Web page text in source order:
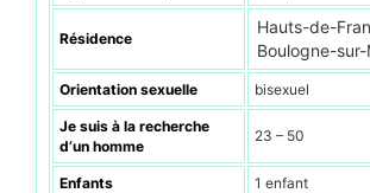
Résidence
Hauts-de-
Boulogne-
Orientation sexuelle bisexuel
Je suis à la recherche
d’un homme
23 – 50
Enfants 1 enfant